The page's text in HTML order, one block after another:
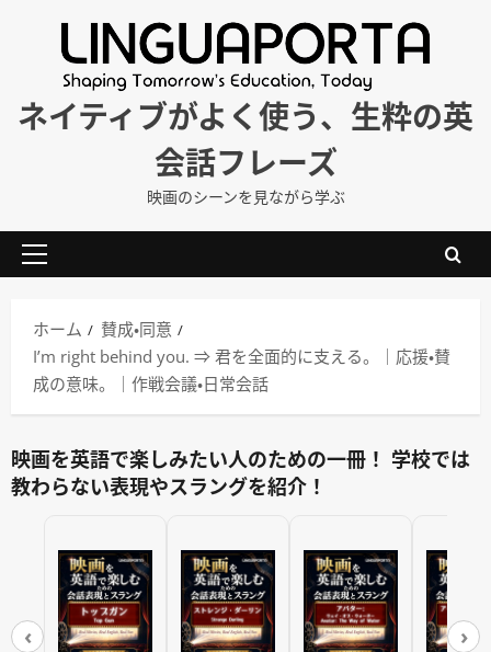
ネイティブがよく使う、生粋の英
会話フレーズ
映画のシーンを見ながら学ぶ
メ
ン
メ
ニ
ホーム
賛成・同意
I’m right behind you. ⇒ 君を全面的に支える。｜応援・賛
成の意味。｜作戦会議・日常会話
映画を英語で楽しみたい人のための一冊！ 学校では
教わらない表現やスラングを紹介！
‹ ›